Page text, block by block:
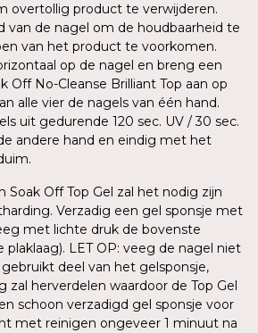
overtollig product te verwijderen.
van de nagel om de houdbaarheid te
van het product te voorkomen.
op de nagel en breng een
Off No-Cleanse Brilliant Top aan op
alle vier de nagels van één hand.
uit gedurende 120 sec. UV / 30 sec.
andere hand en eindig met het
Soak Off Top Gel zal het nodig zijn
Verzadig een gel sponsje met
met lichte druk de bovenste
plaklaag). LET OP: veeg de nagel niet
deel van het gelsponsje,
zal herverdelen waardoor de Top Gel
schoon verzadigd gel sponsje voor
met reinigen ongeveer 1 minuut na